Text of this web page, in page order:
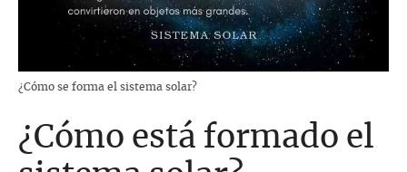
¿Cómo se forma el sistema solar?
¿Cómo está formado el